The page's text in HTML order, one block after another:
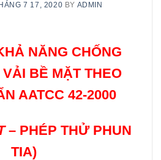
7 17, 2020 BY ADMIN
NĂNG CHỐNG
BỀ MẶT THEO
AATCC 42-2000
– PHÉP THỬ PHUN
TIA)